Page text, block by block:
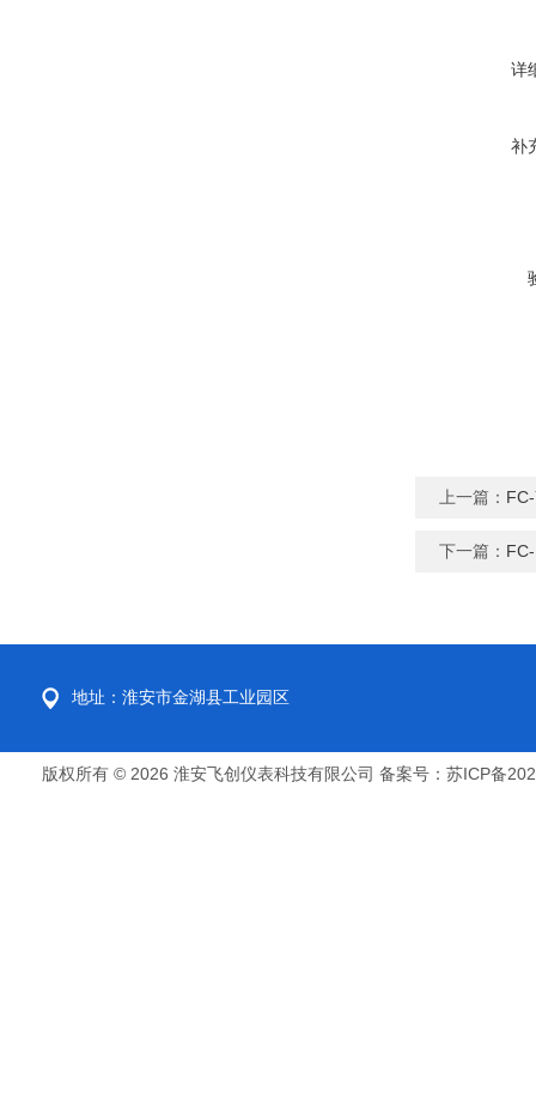
详
补
上一篇：
下一篇：
地址：淮安市金湖县工业园区
版权所有 © 2026 淮安飞创仪表科技有限公司 备案号：苏ICP备